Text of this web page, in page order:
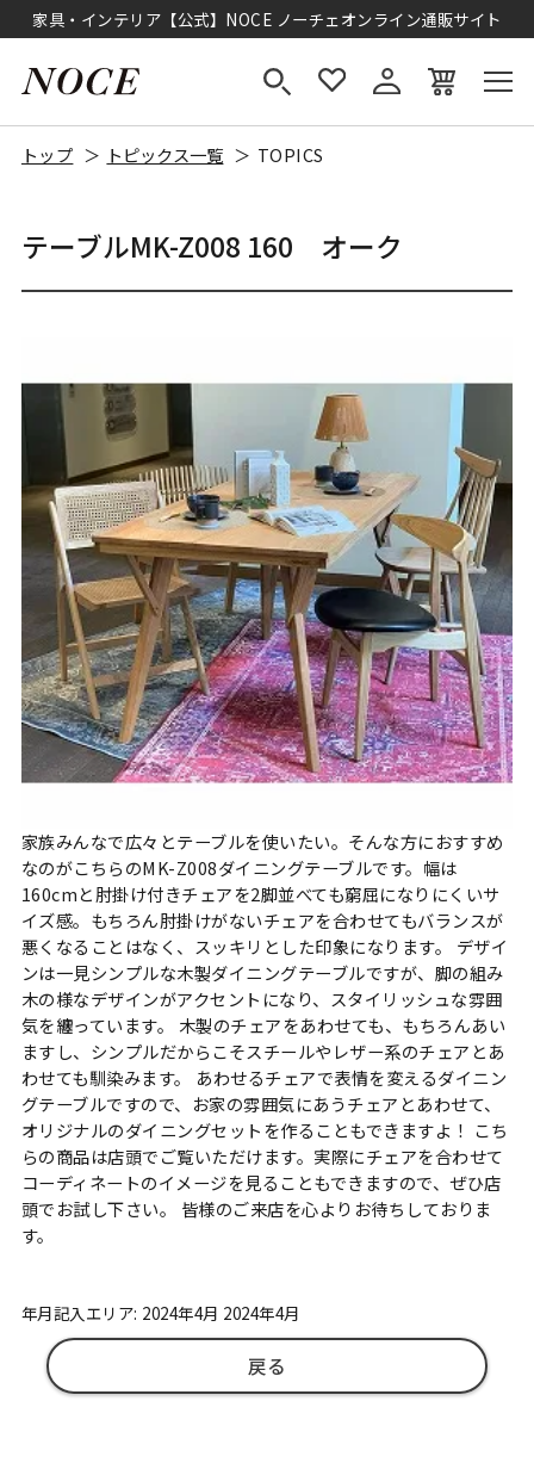
家具・インテリア【公式】NOCE ノーチェオンライン通販サイト
トップ トピックス一覧 TOPICS
テーブルMK-Z008 160 オーク
家族みんなで広々とテーブルを使いたい。そんな方におすすめ
なのがこちらのMK-Z008ダイニングテーブルです。幅は
160cmと肘掛け付きチェアを2脚並べても窮屈になりにくいサ
イズ感。もちろん肘掛けがないチェアを合わせてもバランスが
悪くなることはなく、スッキリとした印象になります。 デザイ
ンは一見シンプルな木製ダイニングテーブルですが、脚の組み
木の様なデザインがアクセントになり、スタイリッシュな雰囲
気を纏っています。 木製のチェアをあわせても、もちろんあい
ますし、シンプルだからこそスチールやレザー系のチェアとあ
わせても馴染みます。 あわせるチェアで表情を変えるダイニン
グテーブルですので、お家の雰囲気にあうチェアとあわせて、
オリジナルのダイニングセットを作ることもできますよ！ こち
らの商品は店頭でご覧いただけます。実際にチェアを合わせて
コーディネートのイメージを見ることもできますので、ぜひ店
頭でお試し下さい。 皆様のご来店を心よりお待ちしておりま
す。
年月記入エリア: 2024年4月 2024年4月
戻る